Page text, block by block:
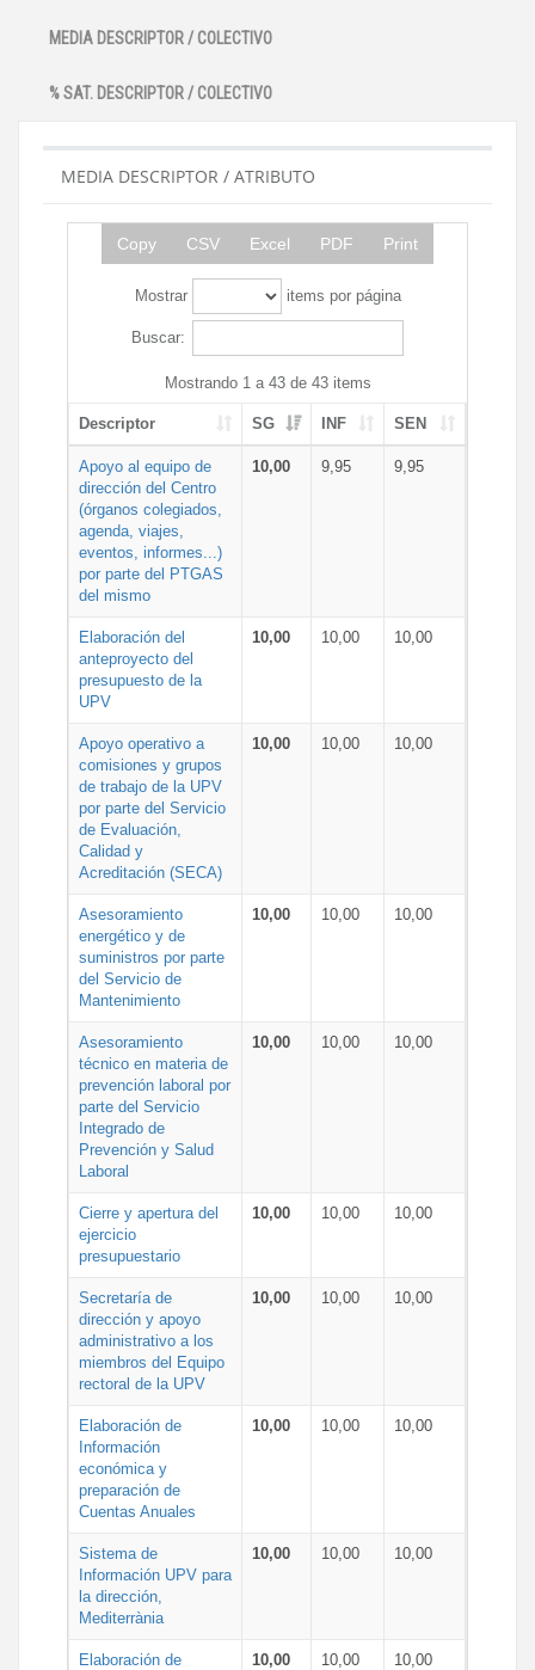
MEDIA DESCRIPTOR / COLECTIVO
% SAT. DESCRIPTOR / COLECTIVO
MEDIA DESCRIPTOR / ATRIBUTO
Copy CSV Excel PDF Print
Mostrar items por página
Buscar:
Mostrando 1 a 43 de 43 items
Descriptor SG INF SEN
Apoyo al equipo de
dirección del Centro
(órganos colegiados,
agenda, viajes,
eventos, informes...)
por parte del PTGAS
del mismo
10,00 9,95 9,95
Elaboración del
anteproyecto del
presupuesto de la
UPV
10,00 10,00 10,00
Apoyo operativo a
comisiones y grupos
de trabajo de la UPV
por parte del Servicio
de Evaluación,
Calidad y
Acreditación (SECA)
10,00 10,00 10,00
Asesoramiento
energético y de
suministros por parte
del Servicio de
Mantenimiento
10,00 10,00 10,00
Asesoramiento
técnico en materia de
prevención laboral por
parte del Servicio
Integrado de
Prevención y Salud
Laboral
10,00 10,00 10,00
Cierre y apertura del
ejercicio
presupuestario
10,00 10,00 10,00
Secretaría de
dirección y apoyo
administrativo a los
miembros del Equipo
rectoral de la UPV
10,00 10,00 10,00
Elaboración de
Información
económica y
preparación de
Cuentas Anuales
10,00 10,00 10,00
Sistema de
Información UPV para
la dirección,
Mediterrània
10,00 10,00 10,00
Elaboración de
10,00 10,00 10,00